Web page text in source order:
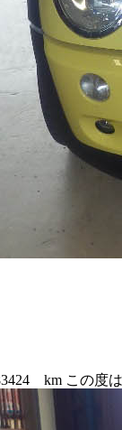
km この度は